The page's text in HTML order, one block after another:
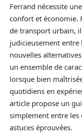
Ferrand nécessite
confort et économie.
de transport urbain,
judicieusement entre
nouvelles
un ensemble de
lorsque bien
quotidiens en
article propose un
simplement entre les
astuces éprouvées.